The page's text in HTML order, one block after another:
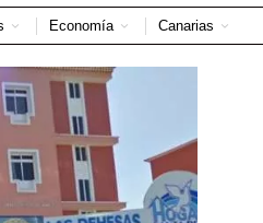
Economía Canarias